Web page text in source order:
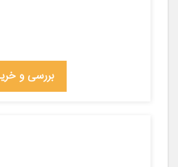
بررسی و